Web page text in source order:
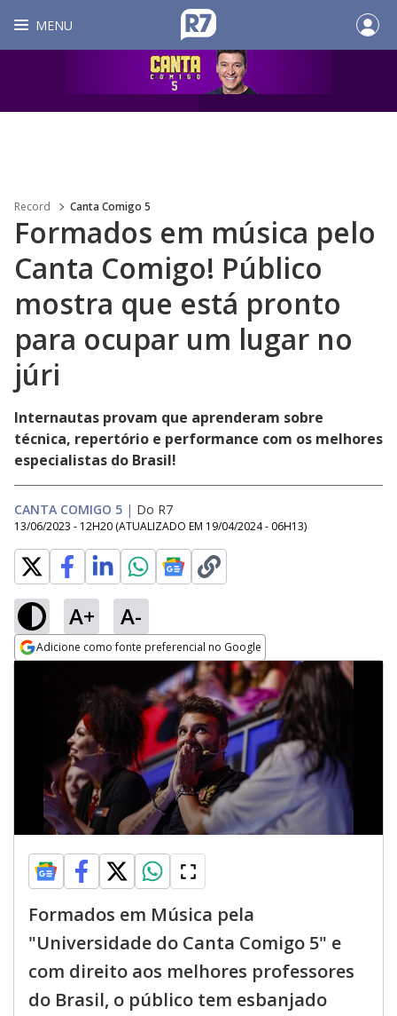
MENU
Record Canta Comigo 5
Formados em música pelo
Canta Comigo! Público
mostra que está pronto
para ocupar um lugar no
júri
Internautas provam que aprenderam sobre
técnica, repertório e performance com os melhores
especialistas do Brasil!
CANTA COMIGO 5 | Do R7
13/06/2023 - 12H20 (ATUALIZADO EM 19/04/2024 - 06H13)
A+ A-
Adicione como fonte preferencial no Google
Formados em Música pela
"Universidade do Canta Comigo 5" e
com direito aos melhores professores
do Brasil, o público tem esbanjado